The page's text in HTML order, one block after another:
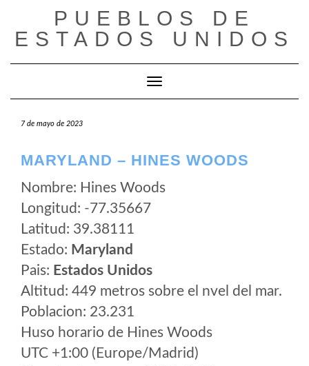
contenido
PUEBLOS DE
ESTADOS UNIDOS
Cambiar modo de navegación
7 de mayo de 2023
MARYLAND – HINES WOODS
Nombre: Hines Woods
Longitud: -77.35667
Latitud: 39.38111
Estado: Maryland
Pais: Estados Unidos
Altitud: 449 metros sobre el nvel del mar.
Poblacion: 23.231
Huso horario de Hines Woods
UTC +1:00 (Europe/Madrid)